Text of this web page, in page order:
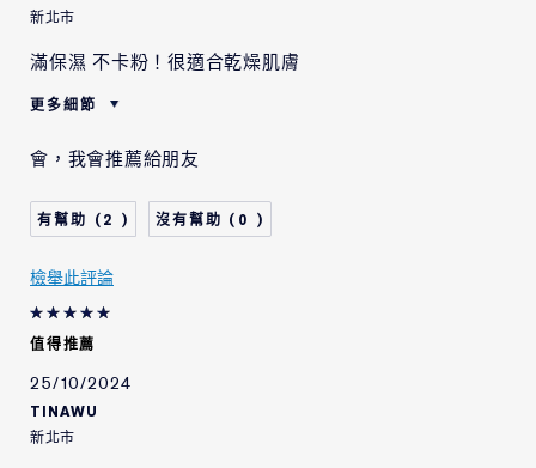
新北市
滿保濕 不卡粉！很適合乾燥肌膚
更多細節
肌膚問題
整體的膚色
會，我會推薦給朋友
2 0
檢舉此評論
值得推薦
25/10/2024
TINAWU
新北市